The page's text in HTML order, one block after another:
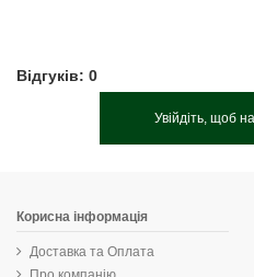
Відгуків: 0
Увійдіть, щоб
Корисна інформація
Доставка та Оплата